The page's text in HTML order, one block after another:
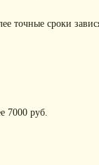
точные сроки
7000 руб.